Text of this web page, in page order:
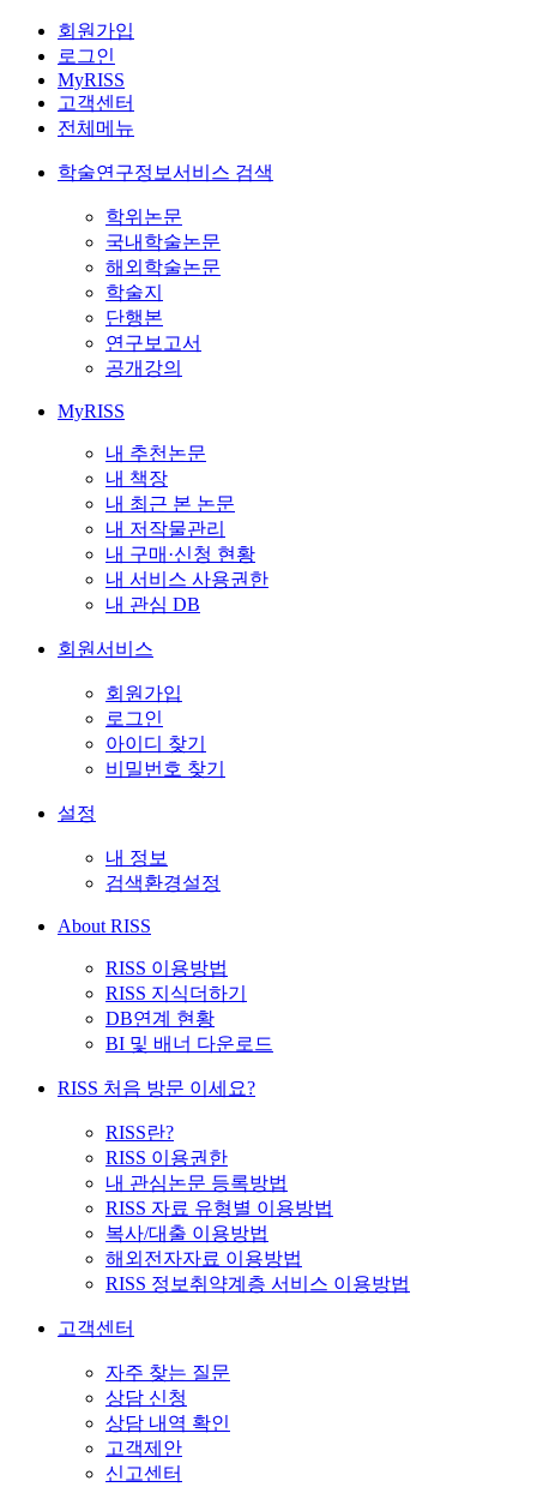
회원가입
로그인
MyRISS
고객센터
전체메뉴
학술연구정보서비스 검색
학위논문
국내학술논문
해외학술논문
학술지
단행본
연구보고서
공개강의
MyRISS
내 추천논문
내 책장
내 최근 본 논문
내 저작물관리
내 구매·신청 현황
내 서비스 사용권한
내 관심 DB
회원서비스
회원가입
로그인
아이디 찾기
비밀번호 찾기
설정
내 정보
검색환경설정
About RISS
RISS 이용방법
RISS 지식더하기
DB연계 현황
BI 및 배너 다운로드
RISS 처음 방문 이세요?
RISS란?
RISS 이용권한
내 관심논문 등록방법
RISS 자료 유형별 이용방법
복사/대출 이용방법
해외전자자료 이용방법
RISS 정보취약계층 서비스 이용방법
고객센터
자주 찾는 질문
상담 신청
상담 내역 확인
고객제안
신고센터